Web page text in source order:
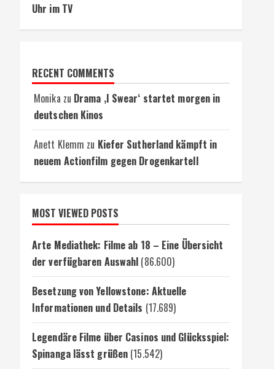
Uhr im TV
RECENT COMMENTS
Monika zu Drama ‚I Swear‘ startet morgen in
deutschen Kinos
Anett Klemm zu Kiefer Sutherland kämpft in
neuem Actionfilm gegen Drogenkartell
MOST VIEWED POSTS
Arte Mediathek: Filme ab 18 – Eine Übersicht
der verfügbaren Auswahl (86.600)
Besetzung von Yellowstone: Aktuelle
Informationen und Details (17.689)
Legendäre Filme über Casinos und Glücksspiel:
Spinanga lässt grüßen (15.542)